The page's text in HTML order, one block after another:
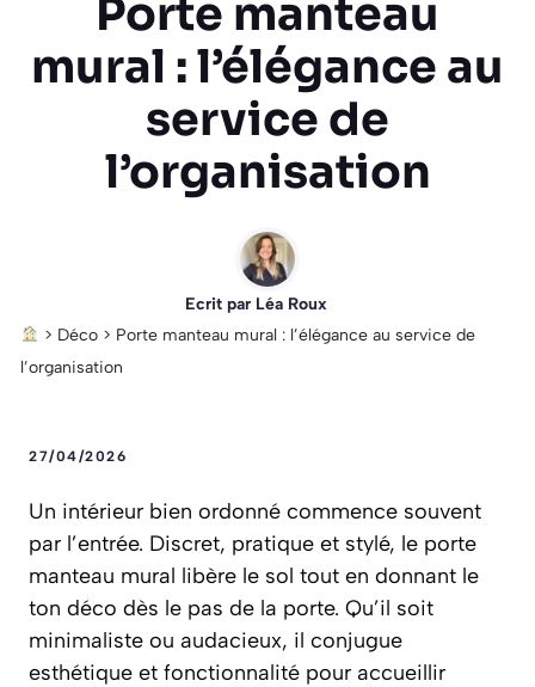
Porte manteau
mural : l’élégance au
service de
l’organisation
Ecrit par Léa Roux
> Déco> Porte manteau mural : l’élégance au service de
l’organisation
27/04/2026
Un intérieur bien ordonné commence souvent
par l’entrée. Discret, pratique et stylé, le porte
manteau mural libère le sol tout en donnant le
ton déco dès le pas de la porte. Qu’il soit
minimaliste ou audacieux, il conjugue
esthétique et fonctionnalité pour accueillir